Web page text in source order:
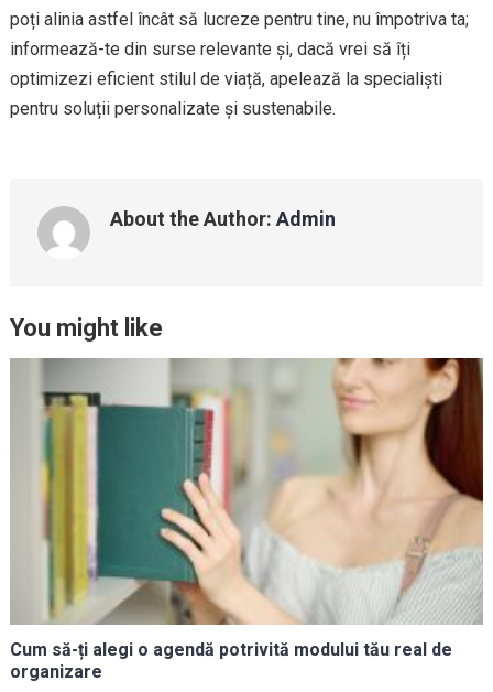
poți alinia astfel încât să lucreze pentru tine, nu împotriva ta;
informează-te din surse relevante și, dacă vrei să îți
optimizezi eficient stilul de viață, apelează la specialiști
pentru soluții personalizate și sustenabile.
About the Author: Admin
You might like
Cum să-ți alegi o agendă potrivită modului tău real de
organizare